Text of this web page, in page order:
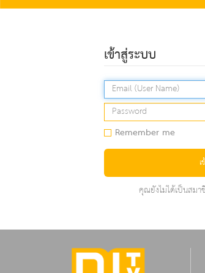
เข้าสู่ระบบ
Remember me
คุณยังไม่ได้เป็นสมา